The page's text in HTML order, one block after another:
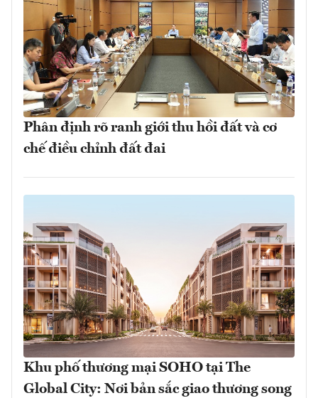
Phân định rõ ranh giới thu hồi đất và cơ
chế điều chỉnh đất đai
Khu phố thương mại SOHO tại The
Global City: Nơi bản sắc giao thương song